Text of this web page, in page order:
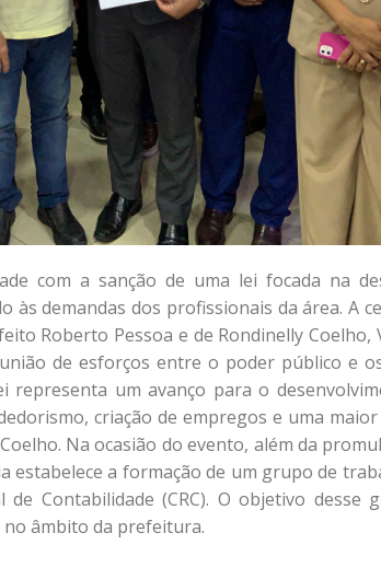
com a sanção de uma lei focada na
às demandas dos profissionais da área. A
Roberto Pessoa e de Rondinelly Coelho,
de esforços entre o poder público e
representa um avanço para o
criação de empregos e uma
Na ocasião do evento, além da
estabelece a formação de um grupo de
Contabilidade (CRC). O objetivo desse
âmbito da prefeitura.